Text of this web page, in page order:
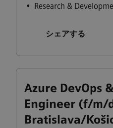
• Research &
シェアする
Azure DevOps
Engineer (f/m/
Bratislava/